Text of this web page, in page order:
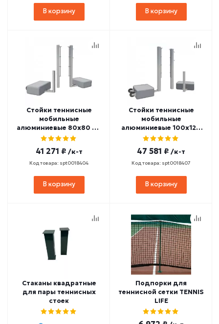
В корзину В корзину
Стойки теннисные
мобильные
алюминиевые 80х80 мм
под противовесы
41 271 ₽ /к-т
Код товара: spt0018404
В корзину
Стойки теннисные
мобильные
алюминиевые 100х120
мм под противовесы
47 581 ₽ /к-т
Код товара: spt0018407
В корзину
Стаканы квадратные
для пары теннисных
стоек
Подпорки для
теннисной сетки TENNIS
LIFE